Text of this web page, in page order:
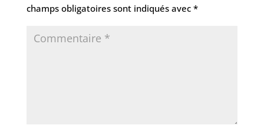
champs obligatoires sont indiqués avec *